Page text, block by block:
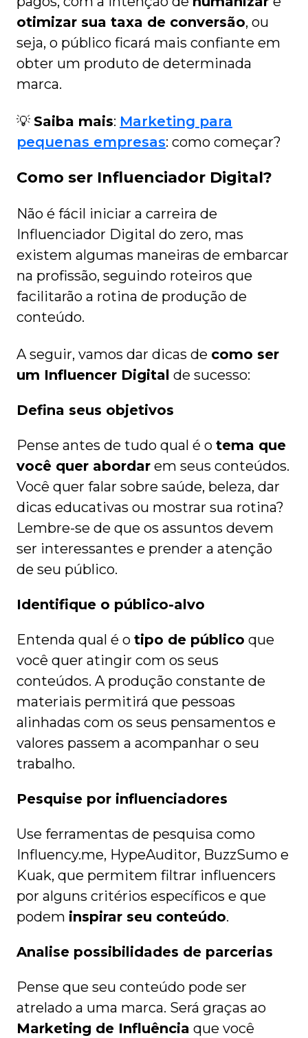
otimizar sua taxa de conversão, ou
seja, o público ficará mais confiante em
obter um produto de determinada
marca.
💡 Saiba mais: Marketing para
pequenas empresas: como começar?
Como ser Influenciador Digital?
Não é fácil iniciar a carreira de
Influenciador Digital do zero, mas
existem algumas maneiras de embarcar
na profissão, seguindo roteiros que
facilitarão a rotina de produção de
conteúdo.
A seguir, vamos dar dicas de como ser
um Influencer Digital de sucesso:
Defina seus objetivos
Pense antes de tudo qual é o tema que
você quer abordar em seus conteúdos.
Você quer falar sobre saúde, beleza, dar
dicas educativas ou mostrar sua rotina?
Lembre-se de que os assuntos devem
ser interessantes e prender a atenção
de seu público.
Identifique o público-alvo
Entenda qual é o tipo de público que
você quer atingir com os seus
conteúdos. A produção constante de
materiais permitirá que pessoas
alinhadas com os seus pensamentos e
valores passem a acompanhar o seu
trabalho.
Pesquise por influenciadores
Use ferramentas de pesquisa como
Influency.me, HypeAuditor, BuzzSumo e
Kuak, que permitem filtrar influencers
por alguns critérios específicos e que
podem inspirar seu conteúdo.
Analise possibilidades de parcerias
Pense que seu conteúdo pode ser
atrelado a uma marca. Será graças ao
Marketing de Influência que você